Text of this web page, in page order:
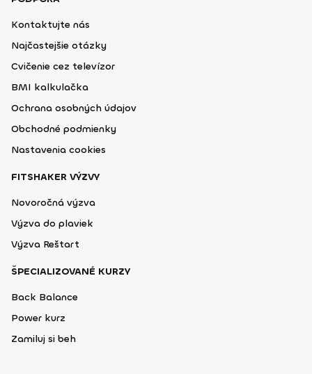
Kontaktujte nás
Najčastejšie otázky
Cvičenie cez televízor
BMI kalkulačka
Ochrana osobných údajov
Obchodné podmienky
Nastavenia cookies
FITSHAKER VÝZVY
Novoročná výzva
Výzva do plaviek
Výzva Reštart
ŠPECIALIZOVANÉ KURZY
Back Balance
Power kurz
Zamiluj si beh